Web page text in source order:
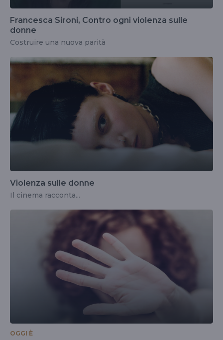
Francesca Sironi, Contro ogni violenza sulle
donne
Costruire una nuova parità
Violenza sulle donne
Il cinema racconta...
OGGI È